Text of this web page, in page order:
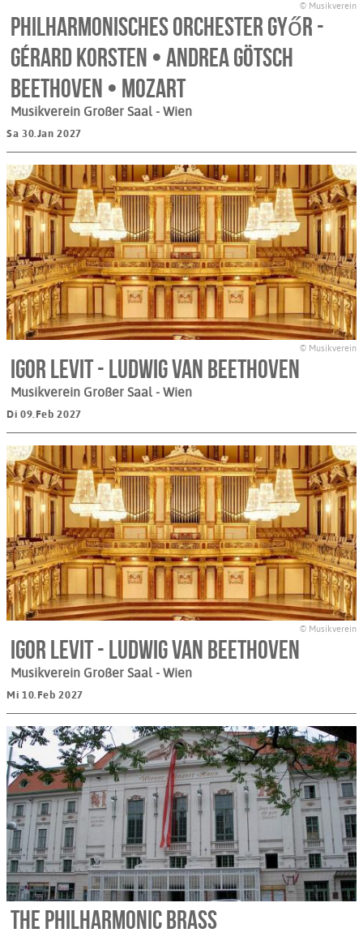
© Musikverein
Philharmonisches Orchester Győr -
Gérard Korsten • Andrea Götsch
Beethoven • Mozart
Musikverein Großer Saal - Wien
Sa 30.Jan 2027
© Musikverein
Igor Levit - Ludwig van Beethoven
Musikverein Großer Saal - Wien
Di 09.Feb 2027
© Musikverein
Igor Levit - Ludwig van Beethoven
Musikverein Großer Saal - Wien
Mi 10.Feb 2027
The Philharmonic Brass